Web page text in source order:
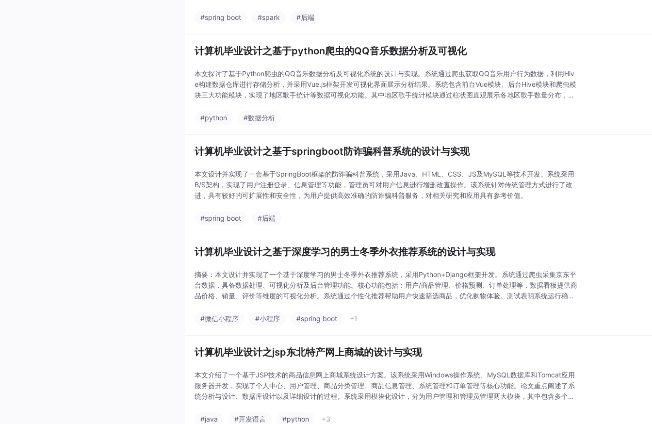
#spring boot
#spark #后端
计算机毕业设计之基于python爬虫的QQ音乐数据分析及可视化
本文探讨了基于Python爬虫的QQ音乐数据分析及可视化系统的设计与实现。系统通过爬虫获取QQ音乐用户行为数据，利用Hiv
e构建数据仓库进行存储分析，并采用Vue.js框架开发可视化界面展示分析结果。系统包含前台Vue模块、后台Hive模块和爬虫模
块三大功能模块，实现了地区歌手统计等数据可视化功能。其中地区歌手统计模块通过柱状图直观展示各地区歌手数量分布，帮
#python
#数据分析
计算机毕业设计之基于springboot防诈骗科普系统的设计与实现
本文设计并实现了一套基于SpringBoot框架的防诈骗科普系统，采用Java、HTML、CSS、JS及MySQL等技术开发。系统采用
B/S架构，实现了用户注册登录、信息管理等功能，管理员可对用户信息进行增删改查操作。该系统针对传统管理方式进行了改
进，具有较好的可扩展性和安全性，为用户提供高效准确的防诈骗科普服务，对相关研究和应用具有参考价值。
#spring boot #后端
计算机毕业设计之基于深度学习的男士冬季外衣推荐系统的设计与实现
摘要：本文设计并实现了一个基于深度学习的男士冬季外衣推荐系统，采用Python+Django框架开发。系统通过爬虫采集京东平
台数据，具备数据处理、可视化分析及后台管理功能。核心功能包括：用户/商品管理、价格预测、订单处理等，数据看板提供商
品价格、销量、评价等维度的可视化分析。系统通过个性化推荐帮助用户快速筛选商品，优化购物体验。测试表明系统运行稳
#微信小程序
#小程序 #spring boot +1
计算机毕业设计之jsp东北特产网上商城的设计与实现
本文介绍了一个基于JSP技术的商品信息网上商城系统设计方案。该系统采用Windows操作系统、MySQL数据库和Tomcat应用
服务器开发，实现了个人中心、用户管理、商品分类管理、商品信息管理、系统管理和订单管理等核心功能。论文重点阐述了系
统分析与设计、数据库设计以及详细设计的过程。系统采用模块化设计，分为用户管理和管理员管理两大模块，其中包含多个子
#java
#开发语言 #python +3